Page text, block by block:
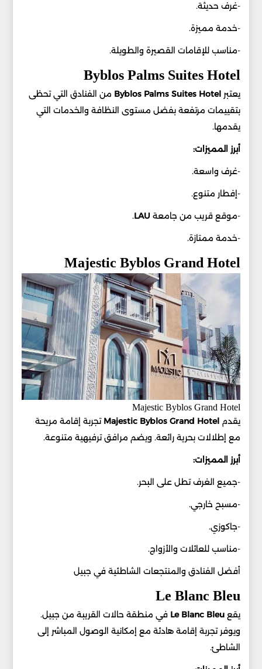
-غرف حديثة.
-خدمة مميزة.
-مناسب للإقامات القصيرة والطويلة.
Byblos Palms Suites Hotel
يعتبر Byblos Palms Suites Hotel من الفنادق التي تحظى
بتقييمات مرتفعة بفضل مستوى النظافة والخدمات التي
يقدمها.
أبرز المميزات:
-غرف واسعة.
-إفطار متنوع.
-موقع قريب من جامعةLAU
.
-خدمة ممتازة.
Majestic Byblos Grand Hotel
Majestic Byblos Grand Hotel
يقدم
تجربة إقامة مريحة
مع إطلالات بحرية رائعة. ويضم مرافق ترفيهية متنوعة.
أبرز المميزات:
-جميع الغرف تطل على البحر.
-مسبح خارجي.
-جاكوزي.
-مناسب للعائلات والأزواج.
أفضل الفنادق والمنتجعات الشاطئية في جبيل
Le Blanc Bleu
يقعLe Blanc Bleu في منطقة حالات القريبة من جبيل.
ويوفر تجربة إقامة هادئة مع إمكانية الوصول المباشر إلى
الشاطئ.